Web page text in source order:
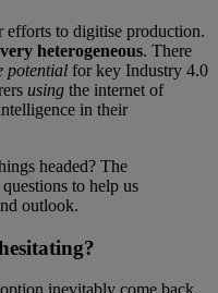
efforts to digitise production.
heterogeneous. There
potential for key Industry 4.0
using the internet of
in their
headed? The
to help us
outlook.